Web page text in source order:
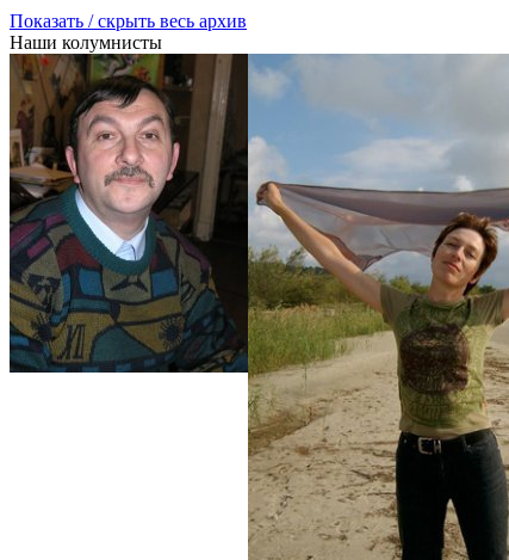
Показать / скрыть весь архив
Наши колумнисты